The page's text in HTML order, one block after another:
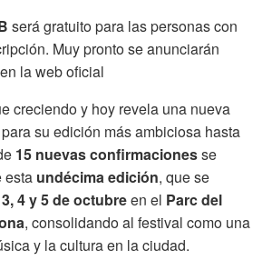
será gratuito para las personas con
Muy pronto se anunciarán
la web oficial
creciendo y hoy revela una nueva
su edición más ambiciosa hasta
15 nuevas confirmacionesse
esta undécima edición, que se
3, 4 y 5 de octubreen el Parc del
, consolidando al festival como una
y la cultura en la ciudad.